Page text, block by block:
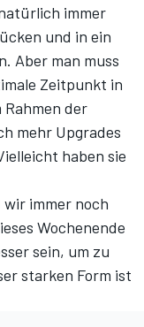
immer
und in ein
Aber man muss
Zeitpunkt in
Rahmen der
mehr Upgrades
haben sie
wir immer noch
Wochenende
sein, um zu
starken Form ist